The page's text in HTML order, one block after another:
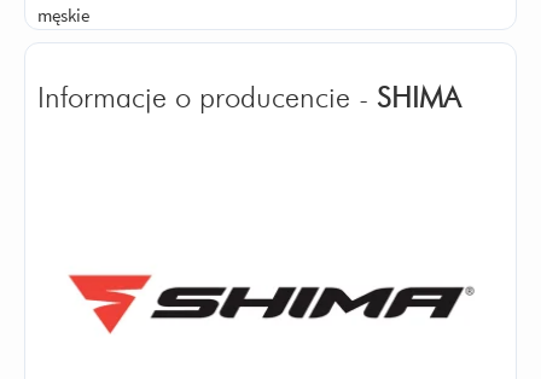
męskie
Informacje o producencie - SHIMA